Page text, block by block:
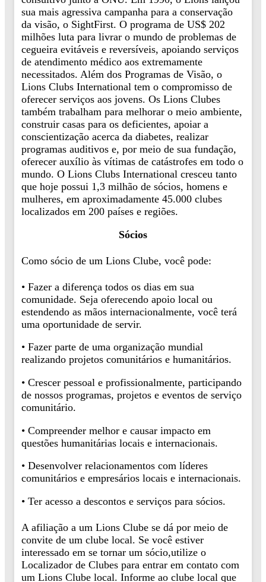
sua mais agressiva campanha para a conservação
da visão, o SightFirst. O programa de US$ 202
milhões luta para livrar o mundo de problemas de
cegueira evitáveis e reversíveis, apoiando serviços
de atendimento médico aos extremamente
necessitados. Além dos Programas de Visão, o
Lions Clubs International tem o compromisso de
oferecer serviços aos jovens. Os Lions Clubes
também trabalham para melhorar o meio ambiente,
construir casas para os deficientes, apoiar a
conscientização acerca da diabetes, realizar
programas auditivos e, por meio de sua fundação,
oferecer auxílio às vítimas de catástrofes em todo o
mundo. O Lions Clubs International cresceu tanto
que hoje possui 1,3 milhão de sócios, homens e
mulheres, em aproximadamente 45.000 clubes
localizados em 200 países e regiões.
Sócios
Como sócio de um Lions Clube, você pode:
• Fazer a diferença todos os dias em sua
comunidade. Seja oferecendo apoio local ou
estendendo as mãos internacionalmente, você terá
uma oportunidade de servir.
• Fazer parte de uma organização mundial
realizando projetos comunitários e humanitários.
• Crescer pessoal e profissionalmente, participando
de nossos programas, projetos e eventos de serviço
comunitário.
• Compreender melhor e causar impacto em
questões humanitárias locais e internacionais.
• Desenvolver relacionamentos com líderes
comunitários e empresários locais e internacionais.
• Ter acesso a descontos e serviços para sócios.
A afiliação a um Lions Clube se dá por meio de
convite de um clube local. Se você estiver
interessado em se tornar um sócio,utilize o
Localizador de Clubes para entrar em contato com
um Lions Clube local. Informe ao clube local que